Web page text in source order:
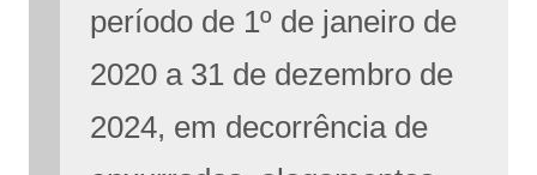
período de 1º de janeiro de
2020 a 31 de dezembro de
2024, em decorrência de